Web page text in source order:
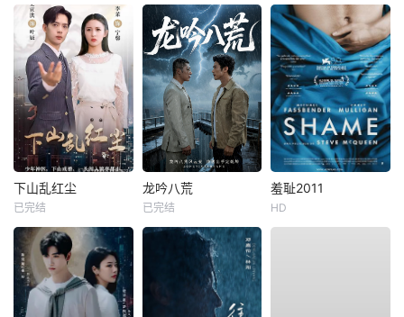
下山乱红尘
已完结
龙吟八荒
已完结
羞耻2011
HD